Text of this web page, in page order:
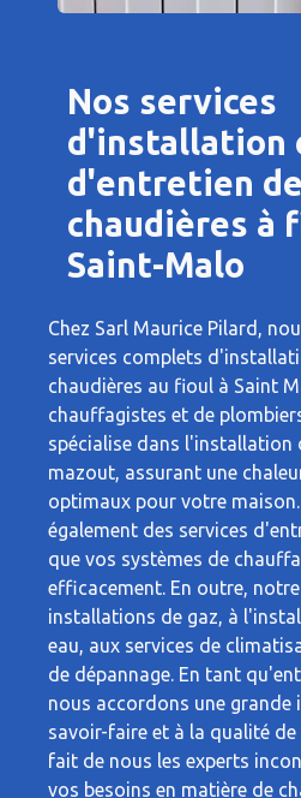
Nos services
d'installation
d'entretien de
chaudières à
Saint-Malo
Chez Sarl Maurice Pilard,
services complets
chaudières au fioul à Saint
chauffagistes et de
spécialise dans l'installation
mazout, assurant une
optimaux pour votre
également des services
que vos systèmes de
efficacement. En outre,
installations de gaz, à
eau, aux services de
de dépannage. En tant
nous accordons une grande
savoir-faire et à la qualité de
fait de nous les experts
vos besoins en matière de